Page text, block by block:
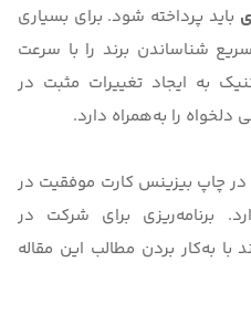
باید پرداخته شود. برای بسیاری
شناساندن برند را با سرعت
به ایجاد تغییرات مثبت در
دلخواه را به‌همراه دارد.
در چاپ بیزینس کارت موفقیت در
برنامه‌ریزی برای شرکت‌ در
با به‌کار بردن مطالب این مقاله